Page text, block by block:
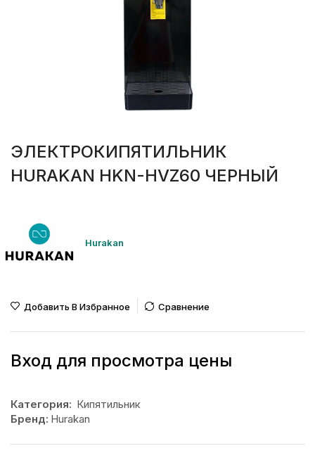
ЭЛЕКТРОКИПЯТИЛЬНИК
HURAKAN HKN-HVZ60 ЧЕРНЫЙ
Hurakan
Добавить В Избранное Сравнение
Вход для просмотра цены
Категория: Кипятильник
Бренд: Hurakan